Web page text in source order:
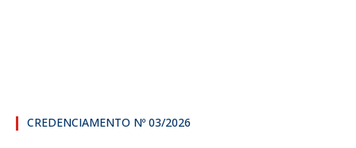
CREDENCIAMENTO Nº 03/2026